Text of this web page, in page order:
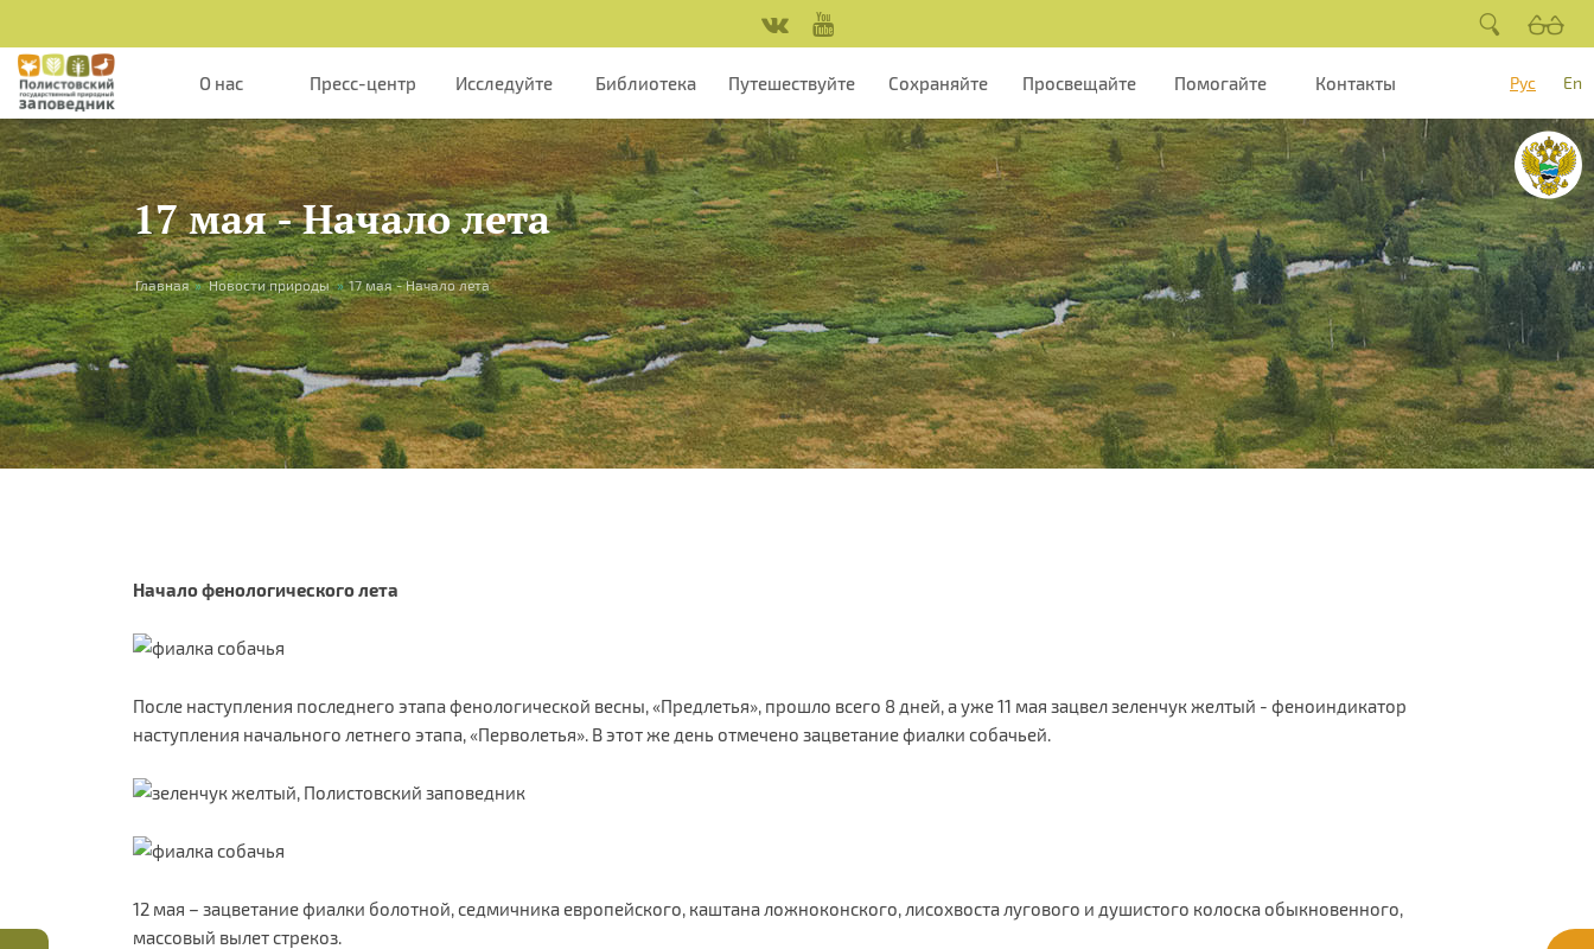
О нас Пресс-центр Исследуйте Библиотека Путешествуйте Сохраняйте Просвещайте Помогайте Контакты Рус En
17 мая - Начало лета
Вы здесь
Главная » Новости природы » 17 мая - Начало лета
Начало фенологического лета
После наступления последнего этапа фенологической весны, «Предлетья», прошло всего 8 дней, а уже 11 мая зацвел зеленчук желтый - феноиндикатор
наступления начального летнего этапа, «Перволетья». В этот же день отмечено зацветание фиалки собачьей.
12 мая – зацветание фиалки болотной, седмичника европейского, каштана ложноконского, лисохвоста лугового и душистого колоска обыкновенного,
массовый вылет стрекоз.